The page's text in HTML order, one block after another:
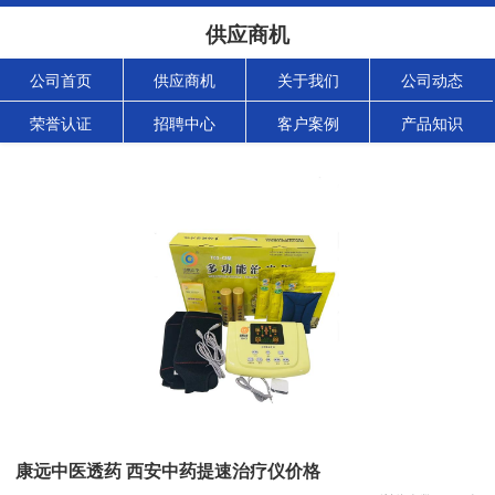
供应商机
公司首页 供应商机 关于我们 公司动态
荣誉认证 招聘中心 客户案例 产品知识
康远中医透药 西安中药提速治疗仪价格